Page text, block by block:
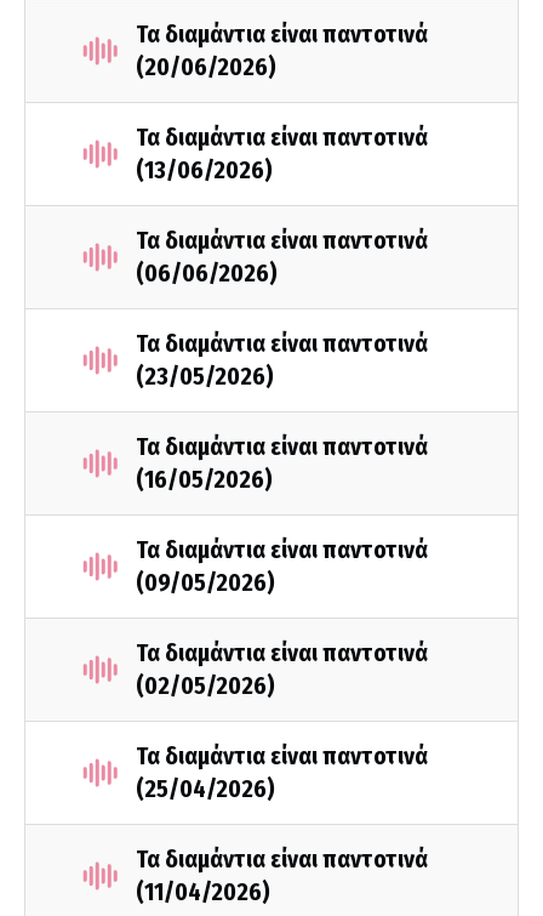
Τα διαμάντια είναι παντοτινά
(20/06/2026)
Τα διαμάντια είναι παντοτινά
(13/06/2026)
Τα διαμάντια είναι παντοτινά
(06/06/2026)
Τα διαμάντια είναι παντοτινά
(23/05/2026)
Τα διαμάντια είναι παντοτινά
(16/05/2026)
Τα διαμάντια είναι παντοτινά
(09/05/2026)
Τα διαμάντια είναι παντοτινά
(02/05/2026)
Τα διαμάντια είναι παντοτινά
(25/04/2026)
Τα διαμάντια είναι παντοτινά
(11/04/2026)